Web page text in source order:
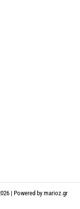
| Powered by marioz.gr